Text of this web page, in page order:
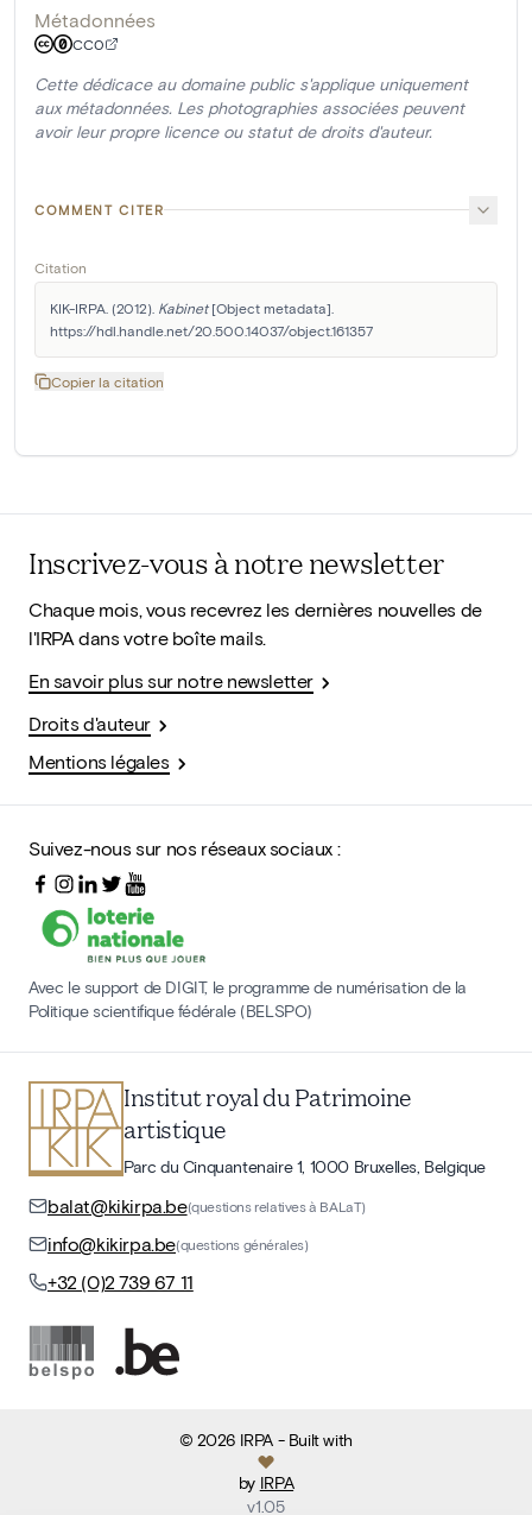
Métadonnées
CC0
Cette dédicace au domaine public s'applique uniquement
aux métadonnées. Les photographies associées peuvent
avoir leur propre licence ou statut de droits d'auteur.
COMMENT CITER
Citation
KIK-IRPA. (2012). Kabinet [Object metadata].
https://hdl.handle.net/20.500.14037/object.161357
Copier la citation
Inscrivez-vous à notre newsletter
Chaque mois, vous recevrez les dernières nouvelles de
l'IRPA dans votre boîte mails.
En savoir plus sur notre newsletter
Droits d'auteur
Mentions légales
Suivez-nous sur nos réseaux sociaux :
Avec le support de DIGIT, le programme de numérisation de la
Politique scientifique fédérale (BELSPO)
Institut royal du Patrimoine
artistique
Parc du Cinquantenaire 1, 1000 Bruxelles, Belgique
balat@kikirpa.be(questions relatives à BALaT)
info@kikirpa.be(questions générales)
+32 (0)2 739 67 11
©2026 IRPA- Built with
by IRPA
v1.05